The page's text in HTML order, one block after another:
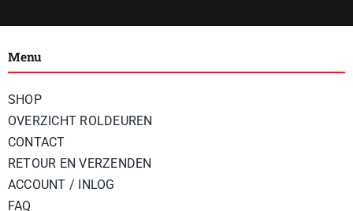
Menu
SHOP
OVERZICHT ROLDEUREN
CONTACT
RETOUR EN VERZENDEN
ACCOUNT / INLOG
FAQ